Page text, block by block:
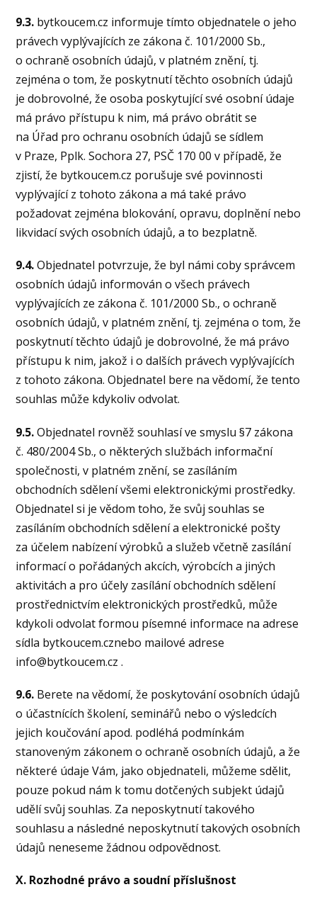
9.3. bytkoucem.cz informuje tímto objednatele o jeho
právech vyplývajících ze zákona č. 101/2000 Sb.,
o ochraně osobních údajů, v platném znění, tj.
zejména o tom, že poskytnutí těchto osobních údajů
je dobrovolné, že osoba poskytující své osobní údaje
má právo přístupu k nim, má právo obrátit se
na Úřad pro ochranu osobních údajů se sídlem
v Praze, Pplk. Sochora 27, PSČ 170 00 v případě, že
zjistí, že bytkoucem.cz porušuje své povinnosti
vyplývající z tohoto zákona a má také právo
požadovat zejména blokování, opravu, doplnění nebo
likvidací svých osobních údajů, a to bezplatně.
9.4.Objednatel potvrzuje, že byl námi coby správcem
osobních údajů informován o všech právech
vyplývajících ze zákona č. 101/2000 Sb., o ochraně
osobních údajů, v platném znění, tj. zejména o tom, že
poskytnutí těchto údajů je dobrovolné, že má právo
přístupu k nim, jakož i o dalších právech vyplývajících
z tohoto zákona. Objednatel bere na vědomí, že tento
souhlas může kdykoliv odvolat.
9.5.Objednatel rovněž souhlasí ve smyslu §7 zákona
č. 480/2004 Sb., o některých službách informační
společnosti, v platném znění, se zasíláním
obchodních sdělení všemi elektronickými prostředky.
Objednatel si je vědom toho, že svůj souhlas se
zasíláním obchodních sdělení a elektronické pošty
za účelem nabízení výrobků a služeb včetně zasílání
informací o pořádaných akcích, výrobcích a jiných
aktivitách a pro účely zasílání obchodních sdělení
prostřednictvím elektronických prostředků, může
kdykoli odvolat formou písemné informace na adrese
sídla bytkoucem.cznebo mailové adrese
info@bytkoucem.cz .
9.6. Berete na vědomí, že poskytování osobních údajů
o účastnících školení, seminářů nebo o výsledcích
jejich koučování apod. podléhá podmínkám
stanoveným zákonem o ochraně osobních údajů, a že
některé údaje Vám, jako objednateli, můžeme sdělit,
pouze pokud nám k tomu dotčených subjekt údajů
udělí svůj souhlas. Za neposkytnutí takového
souhlasu a následné neposkytnutí takových osobních
údajů neneseme žádnou odpovědnost.
X. Rozhodné právo a soudní příslušnost